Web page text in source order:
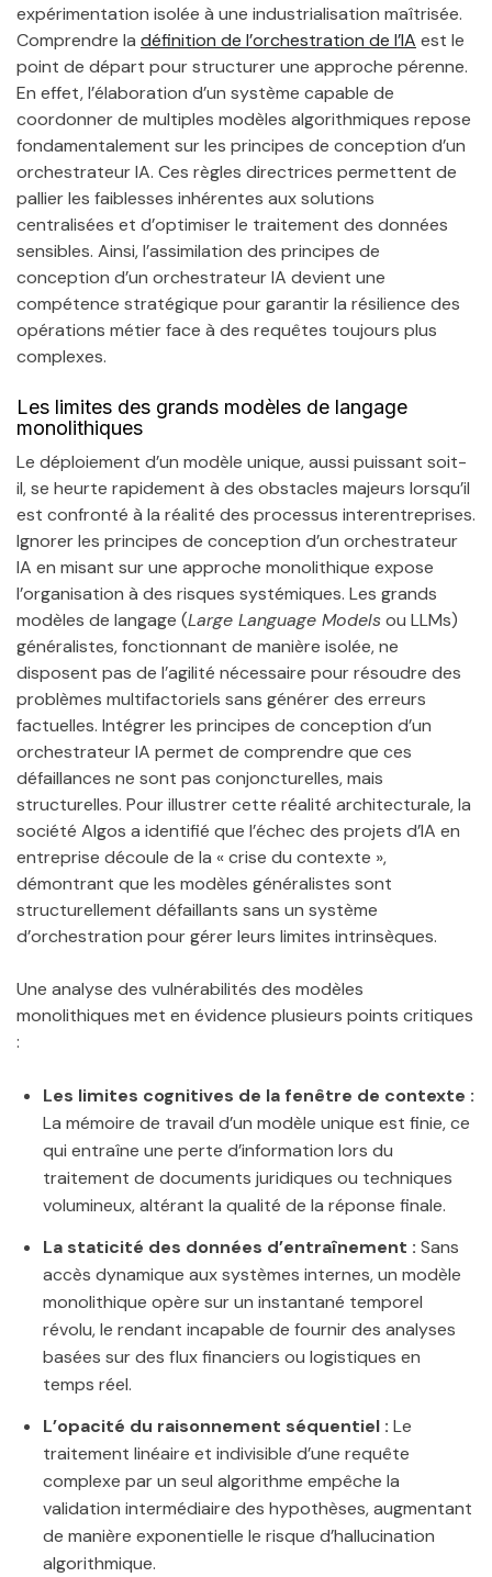
expérimentation isolée à une industrialisation maîtrisée.
Comprendre la définition de l’orchestration de l’IA est le
point de départ pour structurer une approche pérenne.
En effet, l’élaboration d’un système capable de
coordonner de multiples modèles algorithmiques repose
fondamentalement sur les principes de conception d’un
orchestrateur IA. Ces règles directrices permettent de
pallier les faiblesses inhérentes aux solutions
centralisées et d’optimiser le traitement des données
sensibles. Ainsi, l’assimilation des principes de
conception d’un orchestrateur IA devient une
compétence stratégique pour garantir la résilience des
opérations métier face à des requêtes toujours plus
complexes.
Les limites des grands modèles de langage
monolithiques
Le déploiement d’un modèle unique, aussi puissant soit-
il, se heurte rapidement à des obstacles majeurs lorsqu’il
est confronté à la réalité des processus interentreprises.
Ignorer les principes de conception d’un orchestrateur
IA en misant sur une approche monolithique expose
l’organisation à des risques systémiques. Les grands
modèles de langage (Large Language Modelsou LLMs)
généralistes, fonctionnant de manière isolée, ne
disposent pas de l’agilité nécessaire pour résoudre des
problèmes multifactoriels sans générer des erreurs
factuelles. Intégrer les principes de conception d’un
orchestrateur IA permet de comprendre que ces
défaillances ne sont pas conjoncturelles, mais
structurelles. Pour illustrer cette réalité architecturale, la
société Algos a identifié que l’échec des projets d’IA en
entreprise découle de la « crise du contexte »,
démontrant que les modèles généralistes sont
structurellement défaillants sans un système
d’orchestration pour gérer leurs limites intrinsèques.
Une analyse des vulnérabilités des modèles
monolithiques met en évidence plusieurs points critiques
:
Les limites cognitives de la fenêtre de contexte :
La mémoire de travail d’un modèle unique est finie, ce
qui entraîne une perte d’information lors du
traitement de documents juridiques ou techniques
volumineux, altérant la qualité de la réponse finale.
La staticité des données d’entraînement : Sans
accès dynamique aux systèmes internes, un modèle
monolithique opère sur un instantané temporel
révolu, le rendant incapable de fournir des analyses
basées sur des flux financiers ou logistiques en
temps réel.
L’opacité du raisonnement séquentiel : Le
traitement linéaire et indivisible d’une requête
complexe par un seul algorithme empêche la
validation intermédiaire des hypothèses, augmentant
de manière exponentielle le risque d’hallucination
algorithmique.